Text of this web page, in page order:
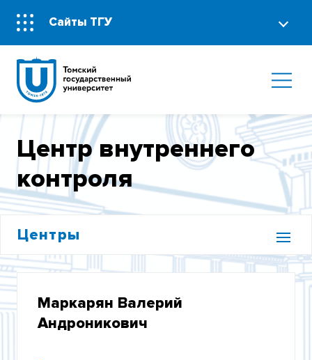
Сайты ТГУ
Центр внутреннего
контроля
Центры
ЦЕНТР СОДЕЙСТВИЯ ТРУДОУСТРОЙСТВУ
ТОМСКИЙ МЕЖРЕГИОНАЛЬНЫЙ ИНСТИТУТ
ОБЩЕСТВЕННЫХ НАУК
Маркарян Валерий
Андроникович